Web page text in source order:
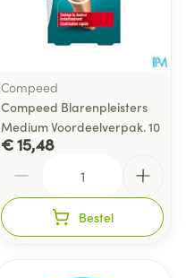
Compeed
Compeed Blarenpleisters
Medium Voordeelverpak. 10
€ 15,48
Bestel